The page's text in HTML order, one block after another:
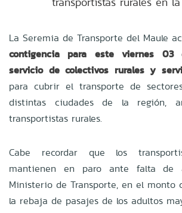
La Seremia de Transporte del Maule
contigencia para este viernes 03
servicio de colectivos rurales y
para cubrir el transporte de
distintas ciudades de la región,
transportistas rurales.
Cabe recordar que los
mantienen en paro ante falta de
Ministerio de Transporte, en el monto
la rebaja de pasajes de los adultos